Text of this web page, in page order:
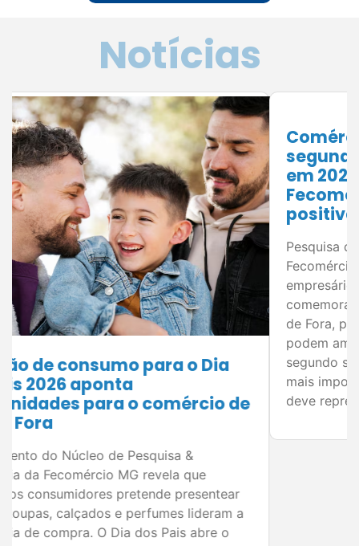
Notícias
Comércio mineiro projeta
segundo semestre mais aquecido
em 2026; levantamento da
Fecomércio MG indica expectativa
positiva para as vendas
Pesquisa do Núcleo de Pesquisa e Inteligência da
Fecomércio MG mostra otimismo entre
empresários para as principais datas
comemorativas do segundo semestre. Em Juiz
de Fora, planejamento e estratégias comerciais
segundo semestre concentra algumas das datas
mais importantes para o comércio brasileiro e
deve representar uma oportunidade de […]
Ver todas as notícias